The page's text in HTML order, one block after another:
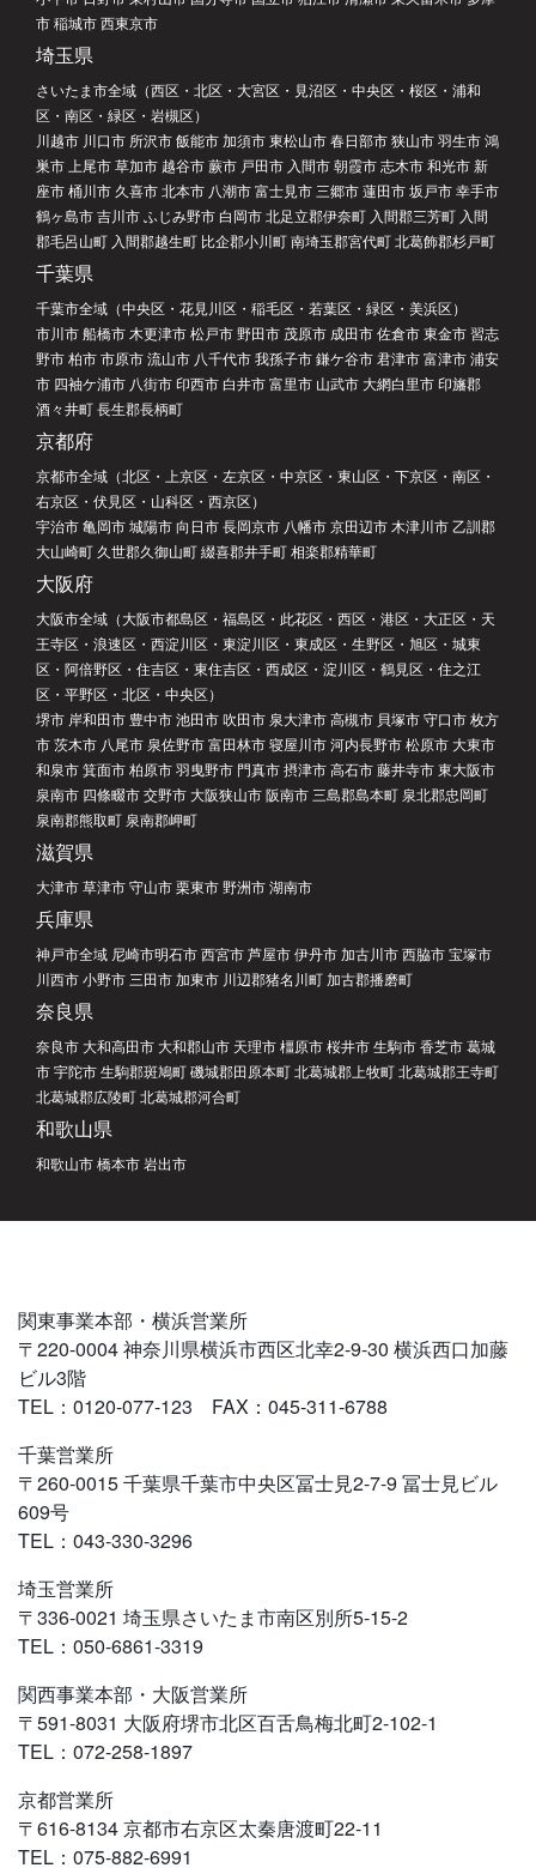
市 稲城市 西東京市
埼玉県
さいたま市全域（西区・北区・大宮区・見沼区・中央区・桜区・浦和
区・南区・緑区・岩槻区）
川越市 川口市 所沢市 飯能市 加須市 東松山市 春日部市 狭山市 羽生市 鴻
巣市 上尾市 草加市 越谷市 蕨市 戸田市 入間市 朝霞市 志木市 和光市 新
座市 桶川市 久喜市 北本市 八潮市 富士見市 三郷市 蓮田市 坂戸市 幸手市
鶴ヶ島市 吉川市 ふじみ野市 白岡市 北足立郡伊奈町 入間郡三芳町 入間
郡毛呂山町 入間郡越生町 比企郡小川町 南埼玉郡宮代町 北葛飾郡杉戸町
千葉県
千葉市全域（中央区・花見川区・稲毛区・若葉区・緑区・美浜区）
市川市 船橋市 木更津市 松戸市 野田市 茂原市 成田市 佐倉市 東金市 習志
野市 柏市 市原市 流山市 八千代市 我孫子市 鎌ケ谷市 君津市 富津市 浦安
市 四袖ケ浦市 八街市 印西市 白井市 富里市 山武市 大網白里市 印旛郡
酒々井町 長生郡長柄町
京都府
京都市全域（北区・上京区・左京区・中京区・東山区・下京区・南区・
右京区・伏見区・山科区・西京区）
宇治市 亀岡市 城陽市 向日市 長岡京市 八幡市 京田辺市 木津川市 乙訓郡
大山崎町 久世郡久御山町 綴喜郡井手町 相楽郡精華町
大阪府
大阪市全域（大阪市都島区・福島区・此花区・西区・港区・大正区・天
王寺区・浪速区・西淀川区・東淀川区・東成区・生野区・旭区・城東
区・阿倍野区・住吉区・東住吉区・西成区・淀川区・鶴見区・住之江
区・平野区・北区・中央区）
堺市 岸和田市 豊中市 池田市 吹田市 泉大津市 高槻市 貝塚市 守口市 枚方
市 茨木市 八尾市 泉佐野市 富田林市 寝屋川市 河内長野市 松原市 大東市
和泉市 箕面市 柏原市 羽曳野市 門真市 摂津市 高石市 藤井寺市 東大阪市
泉南市 四條畷市 交野市 大阪狭山市 阪南市 三島郡島本町 泉北郡忠岡町
泉南郡熊取町 泉南郡岬町
滋賀県
大津市 草津市 守山市 栗東市 野洲市 湖南市
兵庫県
神戸市全域 尼崎市明石市 西宮市 芦屋市 伊丹市 加古川市 西脇市 宝塚市
川西市 小野市 三田市 加東市 川辺郡猪名川町 加古郡播磨町
奈良県
奈良市 大和高田市 大和郡山市 天理市 橿原市 桜井市 生駒市 香芝市 葛城
市 宇陀市 生駒郡斑鳩町 磯城郡田原本町 北葛城郡上牧町 北葛城郡王寺町
北葛城郡広陵町 北葛城郡河合町
和歌山県
和歌山市 橋本市 岩出市
関東事業本部・横浜営業所
〒220-0004 神奈川県横浜市西区北幸2-9-30 横浜西口加藤
ビル3階
TEL：0120-077-123 FAX：045-311-6788
千葉営業所
〒260-0015 千葉県千葉市中央区冨士見2-7-9 冨士見ビル
609号
TEL：043-330-3296
埼玉営業所
〒336-0021 埼玉県さいたま市南区別所5-15-2
TEL：050-6861-3319
関西事業本部・大阪営業所
〒591-8031 大阪府堺市北区百舌鳥梅北町2-102-1
TEL：072-258-1897
京都営業所
〒616-8134 京都市右京区太秦唐渡町22-11
TEL：075-882-6991